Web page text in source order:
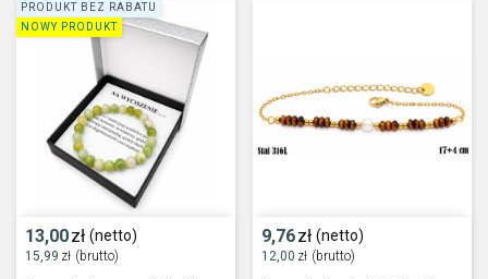
13,00zł (netto)
15,99 zł (brutto)
PRODUKT BEZ RABATU
NOWY PRODUKT
9,76zł (netto)
12,00 zł (brutto)